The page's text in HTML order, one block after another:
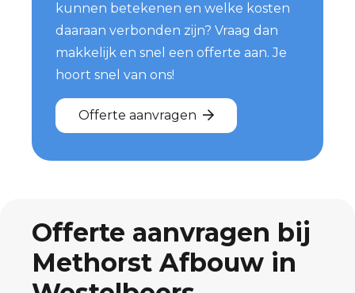
kunnen betekenen en welke kosten
daaraan verbonden zijn? Vraag dan
makkelijk en snel een offerte aan. Je
hoort snel van ons!
Offerte aanvragen
Offerte aanvragen bij
Methorst Afbouw in